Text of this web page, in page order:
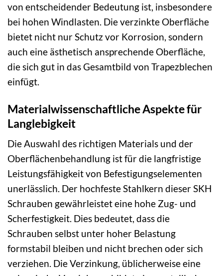
von entscheidender Bedeutung ist, insbesondere
bei hohen Windlasten. Die verzinkte Oberfläche
bietet nicht nur Schutz vor Korrosion, sondern
auch eine ästhetisch ansprechende Oberfläche,
die sich gut in das Gesamtbild von Trapezblechen
einfügt.
Materialwissenschaftliche Aspekte für
Langlebigkeit
Die Auswahl des richtigen Materials und der
Oberflächenbehandlung ist für die langfristige
Leistungsfähigkeit von Befestigungselementen
unerlässlich. Der hochfeste Stahlkern dieser SKH
Schrauben gewährleistet eine hohe Zug- und
Scherfestigkeit. Dies bedeutet, dass die
Schrauben selbst unter hoher Belastung
formstabil bleiben und nicht brechen oder sich
verziehen. Die Verzinkung, üblicherweise eine